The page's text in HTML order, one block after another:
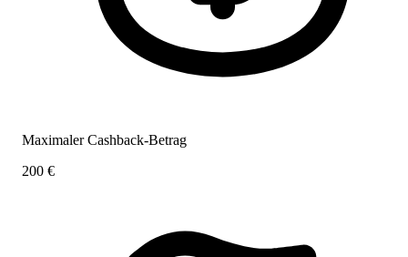
Maximaler Cashback-Betrag
200 €